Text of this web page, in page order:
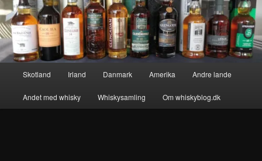
Skotland Irland Danmark Amerika Andre lande
Andet med whisky Whiskysamling Om whiskyblog.dk